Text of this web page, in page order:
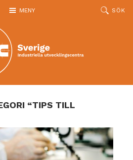
MENY SÖK
“TIPS TILL